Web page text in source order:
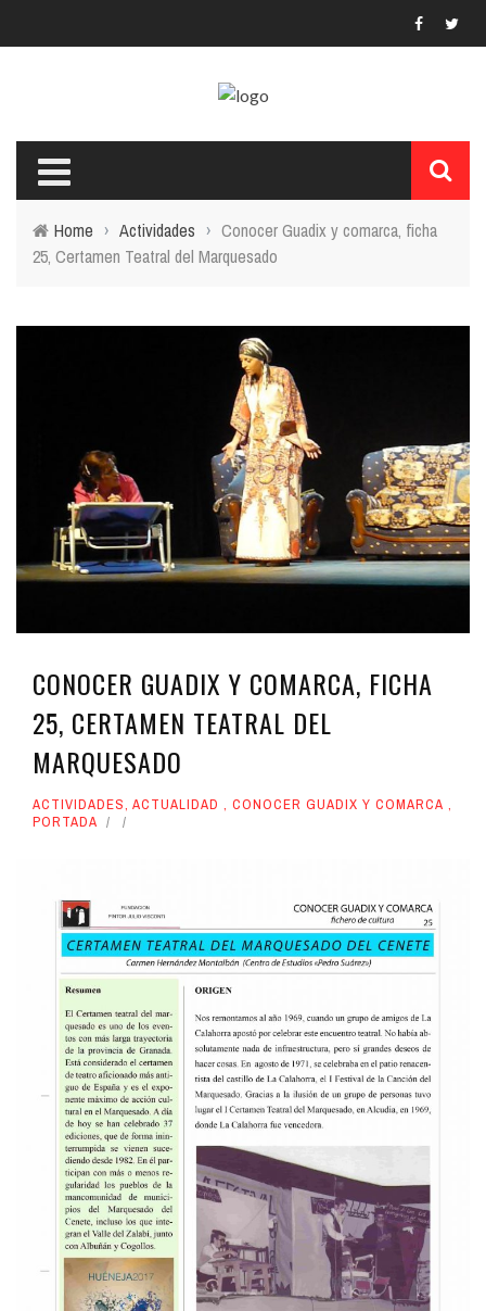
Home › Actividades › Conocer Guadix y comarca, ficha
25, Certamen Teatral del Marquesado
CONOCER GUADIX Y COMARCA, FICHA
25, CERTAMEN TEATRAL DEL
MARQUESADO
ACTIVIDADES, ACTUALIDAD , CONOCER GUADIX Y COMARCA ,
PORTADA